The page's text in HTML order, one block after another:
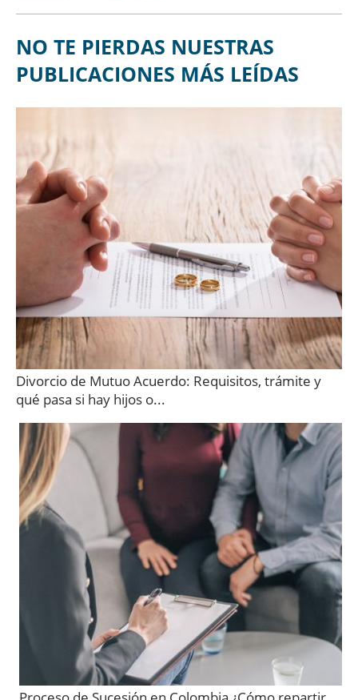
NO TE PIERDAS NUESTRAS
PUBLICACIONES MÁS LEÍDAS
Divorcio de Mutuo Acuerdo: Requisitos, trámite y
qué pasa si hay hijos o...